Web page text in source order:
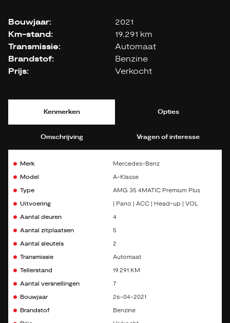
Bouwjaar: 2021
Km-stand: 19.291 km
Transmissie: Automaat
Brandstof: Benzine
Prijs: Verkocht
Kenmerken Opties
Omschrijving Vragen of interesse
Merk Mercedes-Benz
Model A-Klasse
Type AMG 35 4MATIC Premium Plus
Uitvoering | Pano | ACC | Head-up | VOL
Aantal deuren 4
Aantal zitplaatsen 5
Aantal sleutels 2
Transmissie Automaat
Tellerstand 19.291 KM
Aantal versnellingen 7
Bouwjaar 26-04-2021
Brandstof Benzine